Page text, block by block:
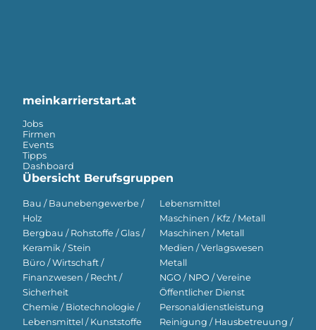
meinkarrierstart.at
Jobs
Firmen
Events
Tipps
Dashboard
Übersicht Berufsgruppen
Bau / Baunebengewerbe /
Holz
Bergbau / Rohstoffe / Glas /
Keramik / Stein
Büro / Wirtschaft /
Finanzwesen / Recht /
Sicherheit
Chemie / Biotechnologie /
Lebensmittel / Kunststoffe
Lebensmittel
Maschinen / Kfz / Metall
Maschinen / Metall
Medien / Verlagswesen
Metall
NGO / NPO / Vereine
Öffentlicher Dienst
Personaldienstleistung
Reinigung / Hausbetreuung /